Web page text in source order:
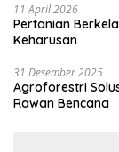
11 April 2026
Pertanian
Keharusan
31 Desember 2025
Agroforestri
Rawan Bencana